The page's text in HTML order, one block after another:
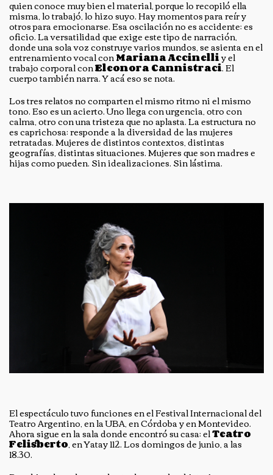
quien conoce muy bien el material, porque lo recopiló ella
misma, lo trabajó, lo hizo suyo. Hay momentos para reír y
otros para emocionarse. Esa oscilación no es accidente: es
oficio. La versatilidad que exige este tipo de narración,
donde una sola voz construye varios mundos, se asienta en el
entrenamiento vocal conMariana Accinelliy el
trabajo corporal conEleonora Cannistraci. El
cuerpo también narra. Y acá eso se nota.
Los tres relatos no comparten el mismo ritmo ni el mismo
tono. Eso es un acierto. Uno llega con urgencia, otro con
calma, otro con una tristeza que no aplasta. La estructura no
es caprichosa: responde a la diversidad de las mujeres
retratadas. Mujeres de distintos contextos, distintas
geografías, distintas situaciones. Mujeres que son madres e
hijas como pueden. Sin idealizaciones. Sin lástima.
El espectáculo tuvo funciones en el Festival Internacional del
Teatro Argentino, en la UBA, en Córdoba y en Montevideo.
Ahora sigue en la sala donde encontró su casa: elTeatro
Felisberto, en Yatay 112. Los domingos de junio, a las
18.30.